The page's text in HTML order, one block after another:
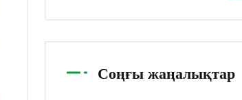
Соңғы жаңалықтар